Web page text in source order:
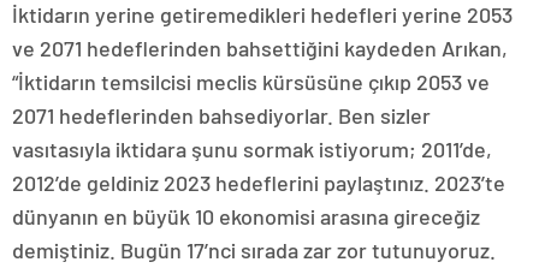
İktidarın yerine getiremedikleri hedefleri yerine 2053
ve 2071 hedeflerinden bahsettiğini kaydeden Arıkan,
“İktidarın temsilcisi meclis kürsüsüne çıkıp 2053 ve
2071 hedeflerinden bahsediyorlar. Ben sizler
vasıtasıyla iktidara şunu sormak istiyorum; 2011’de,
2012’de geldiniz 2023 hedeflerini paylaştınız. 2023’te
dünyanın en büyük 10 ekonomisi arasına gireceğiz
demiştiniz. Bugün 17’nci sırada zar zor tutunuyoruz.